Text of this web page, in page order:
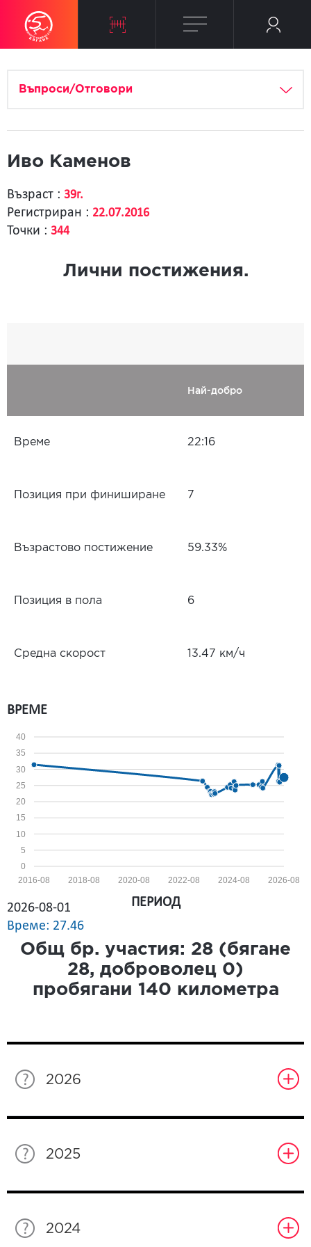
Въпроси/Отговори
Иво Каменов
Възраст : 39г.
Регистриран : 22.07.2016
Точки : 344
Лични постижения.
Най-добро
Време 22:16
Позиция при финиширане 7
Възрастово постижение 59.33%
Позиция в пола 6
Средна скорост 13.47 км/ч
ВРЕМЕ
0
5
10
15
20
25
30
35
40
2026-08
2024-08
2022-08
2020-08
2018-08
2016-08
2026-08-01
Време: 27.46
ПЕРИОД
Общ бр. участия: 28 (бягане
28, доброволец 0)
пробягани 140 километра
2026
2025
2024